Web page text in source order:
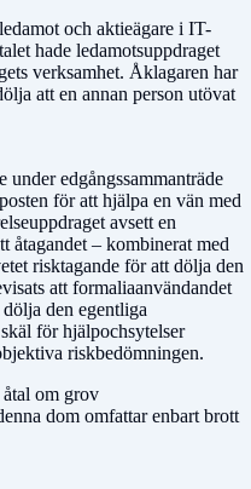
och aktieägare i IT-
hade ledamotsuppdraget
verksamhet. Åklagaren har
att en annan person utövat
under edgångssammanträde
för att hjälpa en vän med
avsett en
åtagandet – kombinerat med
risktagande för att dölja den
att formaliaanvändandet
den egentliga
för hjälpochsytelser
riskbedömningen.
om grov
dom omfattar enbart brott